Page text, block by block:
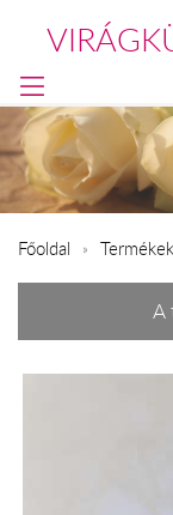
Főoldal Termékek
A